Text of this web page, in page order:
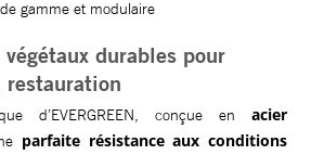
végétaux durables pour
d’EVERGREEN, conçue en acier
parfaite résistance aux conditions